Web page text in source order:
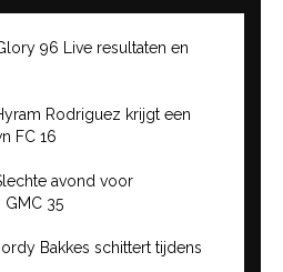
96 Live resultaten en
Rodriguez krijgt een
FC 16
avond voor
GMC 35
Bakkes schittert tijdens